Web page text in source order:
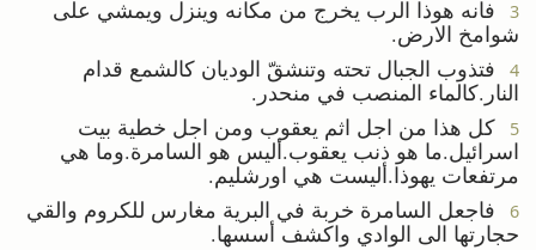
3
فانه هوذا الرب يخرج من مكانه وينزل ويمشي على
شوامخ الارض.
4
فتذوب الجبال تحته وتنشقّ الوديان كالشمع قدام
النار.كالماء المنصب في منحدر.
5
كل هذا من اجل اثم يعقوب ومن اجل خطية بيت
اسرائيل.ما هو ذنب يعقوب.أليس هو السامرة.وما هي
مرتفعات يهوذا.أليست هي اورشليم.
6
فاجعل السامرة خربة في البرية مغارس للكروم والقي
حجارتها الى الوادي واكشف أسسها.